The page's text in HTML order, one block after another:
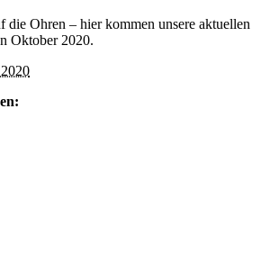
die Ohren – hier kommen unsere aktuellen
Oktober 2020.